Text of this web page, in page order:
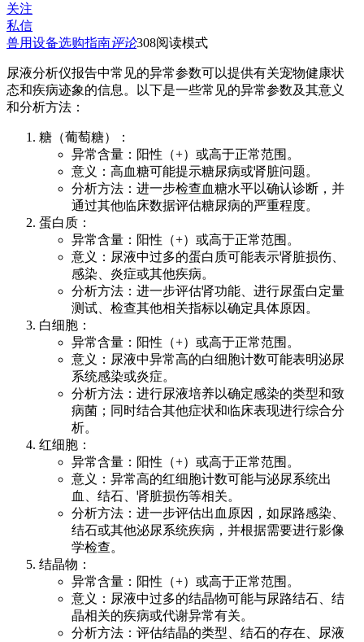
关注
私信
兽用设备选购指南评论308阅读模式
尿液分析仪报告中常见的异常参数可以提供有关宠物健康状
态和疾病迹象的信息。以下是一些常见的异常参数及其意义
和分析方法：
糖（葡萄糖）：
异常含量：阳性（+）或高于正常范围。
意义：高血糖可能提示糖尿病或肾脏问题。
分析方法：进一步检查血糖水平以确认诊断，并
通过其他临床数据评估糖尿病的严重程度。
蛋白质：
异常含量：阳性（+）或高于正常范围。
意义：尿液中过多的蛋白质可能表示肾脏损伤、
感染、炎症或其他疾病。
分析方法：进一步评估肾功能、进行尿蛋白定量
测试、检查其他相关指标以确定具体原因。
白细胞：
异常含量：阳性（+）或高于正常范围。
意义：尿液中异常高的白细胞计数可能表明泌尿
系统感染或炎症。
分析方法：进行尿液培养以确定感染的类型和致
病菌；同时结合其他症状和临床表现进行综合分
析。
红细胞：
异常含量：阳性（+）或高于正常范围。
意义：异常高的红细胞计数可能与泌尿系统出
血、结石、肾脏损伤等相关。
分析方法：进一步评估出血原因，如尿路感染、
结石或其他泌尿系统疾病，并根据需要进行影像
学检查。
结晶物：
异常含量：阳性（+）或高于正常范围。
意义：尿液中过多的结晶物可能与尿路结石、结
晶相关的疾病或代谢异常有关。
分析方法：评估结晶的类型、结石的存在、尿液